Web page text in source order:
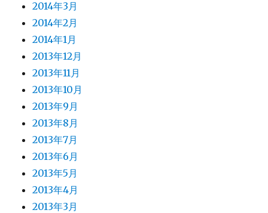
2014年3月
2014年2月
2014年1月
2013年12月
2013年11月
2013年10月
2013年9月
2013年8月
2013年7月
2013年6月
2013年5月
2013年4月
2013年3月